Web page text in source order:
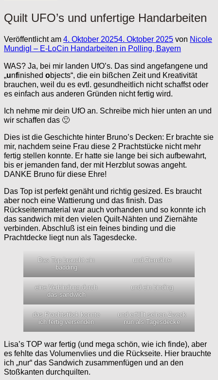
Quilt UFO’s und unfertige Handarbeiten
Veröffentlicht am 4. Oktober 20254. Oktober 2025 von Nicole
Mundigl – E-LoCin Handarbeiten in Polling, Bayern
WAS? Ja, bei mir landen UfO’s. Das sind angefangene und
„unfinished objects“, die ein bißchen Zeit und Kreativität
brauchen, weil du es evtl. gesundheitlich nicht schaffst oder
es einfach aus anderen Gründen nicht fertig wird.
Ich nehme mir dein UfO an. Schreibe mich hier unten an und
wir schaffen das 🙂
Dies ist die Geschichte hinter Bruno’s Decken: Er brachte sie
mir, nachdem seine Frau diese 2 Prachtstücke nicht mehr
fertig stellen konnte. Er hatte sie lange bei sich aufbewahrt,
bis er jemanden fand, der mit Herzblut sowas angeht.
DANKE Bruno für diese Ehre!
Das Top ist perfekt genäht und richtig gesized. Es braucht
aber noch eine Wattierung und das finish. Das
Rückseitenmaterial war auch vorhanden und so konnte ich
das sandwich mit den vielen Quilt-Nähten und Ziernähte
verbinden. Abschluß ist ein feines binding und die
Prachtdecke liegt nun als Tagesdecke.
Das Top braucht ein
badding
und Ziernähte
eine Verbindung durch
das sandwich
und ein binding
das Prachtstück konnte
ich fertig versenden
und erfüllt seinen Zweck
nun als Tagesdecke
Lisa’s TOP war fertig (und mega schön, wie ich finde), aber
es fehlte das Volumenvlies und die Rückseite. Hier brauchte
ich „nur“ das Sandwich zusammenfügen und an den
Stoßkanten durchquilten.